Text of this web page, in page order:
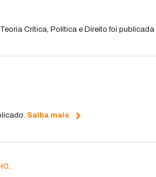
Crítica, Política e Direito foi publicada
Saiba mais